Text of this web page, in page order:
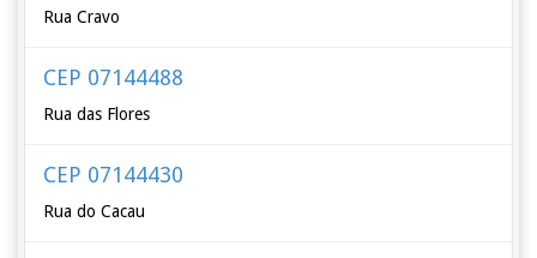
Rua Cravo
CEP 07144488
Rua das Flores
CEP 07144430
Rua do Cacau